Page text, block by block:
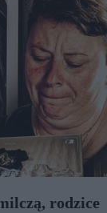
rodzice